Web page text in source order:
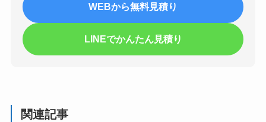
WEBから無料見積り
LINEでかんたん見積り
関連記事